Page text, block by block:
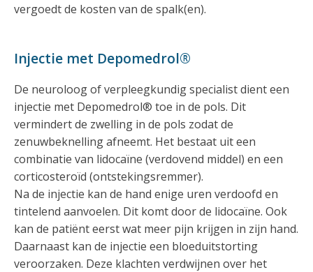
vergoedt de kosten van de spalk(en).
Injectie met Depomedrol®
De neuroloog of verpleegkundig specialist dient een
injectie met Depomedrol® toe in de pols. Dit
vermindert de zwelling in de pols zodat de
zenuwbeknelling afneemt. Het bestaat uit een
combinatie van lidocaïne (verdovend middel) en een
corticosteroïd (ontstekingsremmer).
Na de injectie kan de hand enige uren verdoofd en
tintelend aanvoelen. Dit komt door de lidocaïne. Ook
kan de patiënt eerst wat meer pijn krijgen in zijn hand.
Daarnaast kan de injectie een bloeduitstorting
veroorzaken. Deze klachten verdwijnen over het